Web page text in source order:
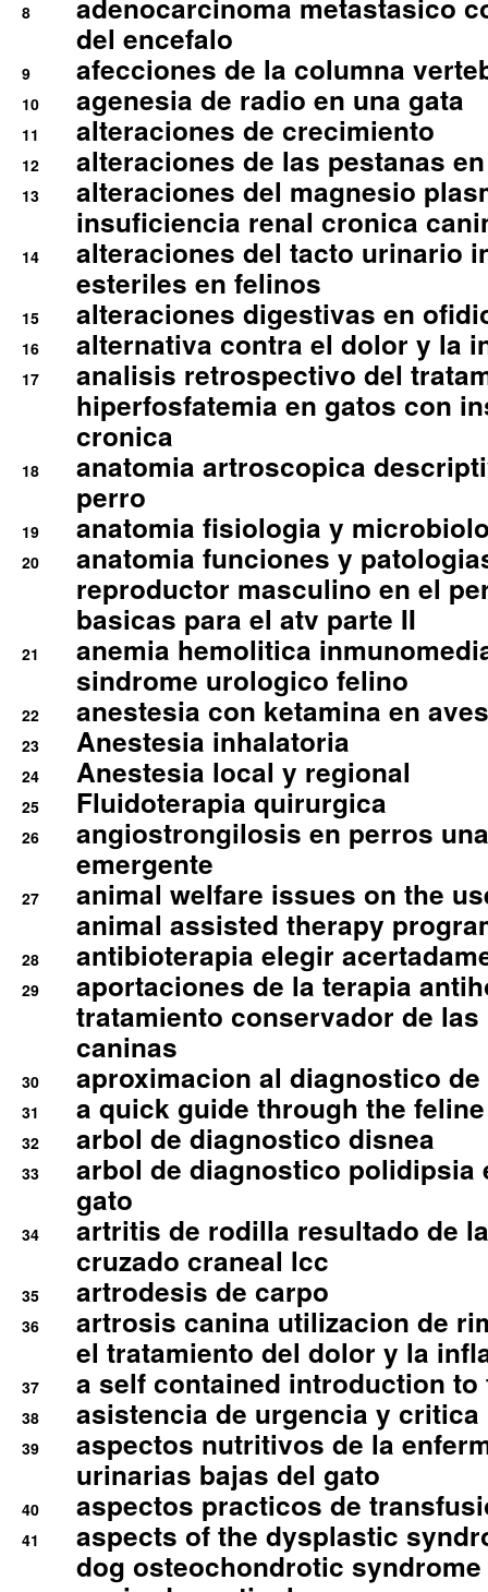
8
adenocarcinoma metastasico
del encefalo
9 afecciones de la columna
10 agenesia de radio en una gata
11 alteraciones de crecimiento
12 alteraciones de las pestanas
13
alteraciones del magnesio
insuficiencia renal cronica
14
alteraciones del tacto urinario
esteriles en felinos
15 alteraciones digestivas en
16 alternativa contra el dolor y la
17
analisis retrospectivo del
hiperfosfatemia en gatos con
cronica
18
anatomia artroscopica
perro
19 anatomia fisiologia y
20
anatomia funciones y
reproductor masculino en el
basicas para el atv parte II
21
anemia hemolitica
sindrome urologico felino
22 anestesia con ketamina en
23 Anestesia inhalatoria
24 Anestesia local y regional
25 Fluidoterapia quirurgica
26
angiostrongilosis en perros
emergente
27
animal welfare issues on the
animal assisted therapy
28 antibioterapia elegir
29
aportaciones de la terapia
tratamiento conservador de
caninas
30 aproximacion al diagnostico
31 a quick guide through the
32 arbol de diagnostico disnea
33
arbol de diagnostico polidipsia
gato
34
artritis de rodilla resultado de
cruzado craneal lcc
35 artrodesis de carpo
36
artrosis canina utilizacion de
el tratamiento del dolor y la
37 a self contained introduction
38 asistencia de urgencia y
39
aspectos nutritivos de la
urinarias bajas del gato
40 aspectos practicos de
41
aspects of the dysplastic
dog osteochondrotic syndrome